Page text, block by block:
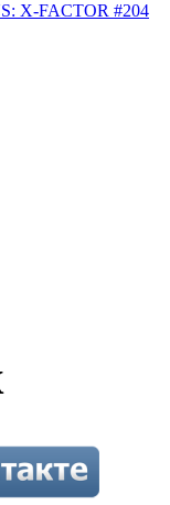
X-FACTOR #204